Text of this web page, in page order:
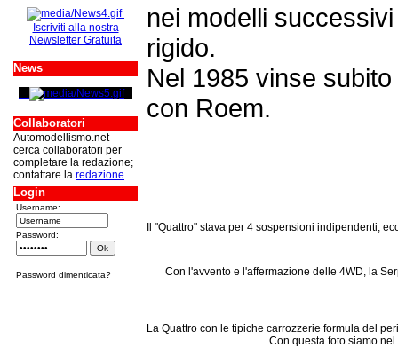
Iscriviti alla nostra
Newsletter Gratuita
News
Collaboratori
Automodellismo.net
cerca collaboratori per
completare la redazione;
contattare la redazione
Login
Username:
Password:
Password dimenticata?
nei modelli
rigido.
Nel 1985 vinse
con Roem.
Il "Quattro" stava per 4 sospensioni indipendenti;
Con l'avvento e l'affermazione delle 4WD, la
La Quattro con le tipiche carrozzerie formula del
Con questa foto siamo nel